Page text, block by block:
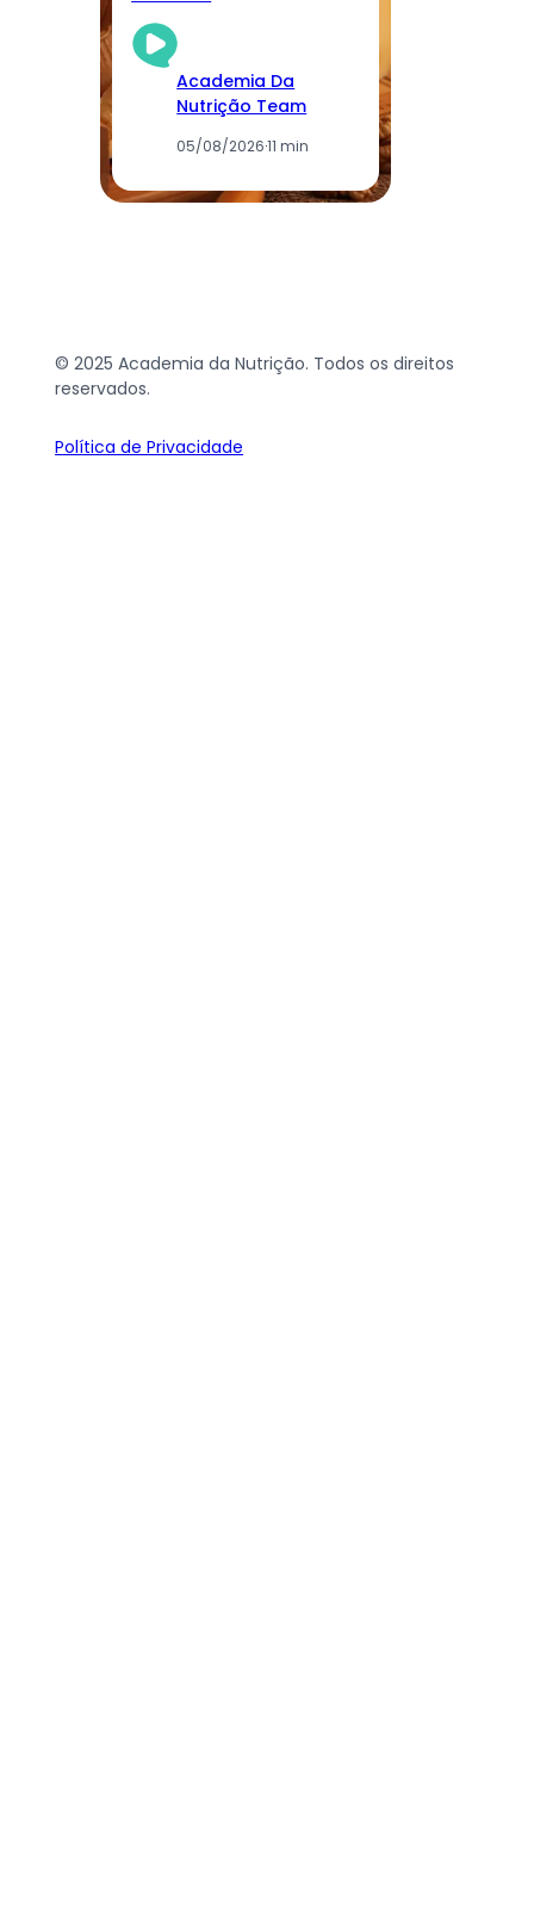
Academia Da
Nutrição Team
05/08/2026·11 min
© 2025 Academia da Nutrição. Todos os direitos
reservados.
Política de Privacidade